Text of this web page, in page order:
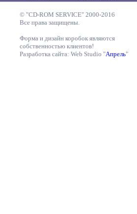
© "CD-ROM SERVICE" 2000-2016
Все права защищены.
Форма и дизайн коробок являются
собственностью клиентов!
Разработка сайта: Web Studio "Апрель"